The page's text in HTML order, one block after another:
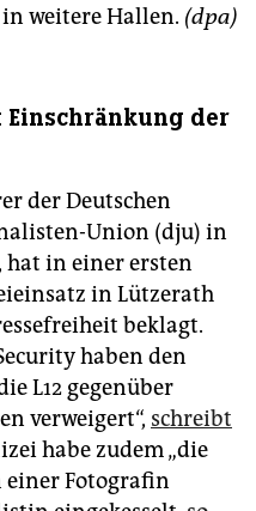
weitere Hallen. (dpa)
Einschränkung der
der Deutschen
Union (dju) in
in einer ersten
in Lützerath
beklagt.
haben den
L12 gegenüber
verweigert“, schreibt
habe zudem „die
einer Fo­to­gra­fin